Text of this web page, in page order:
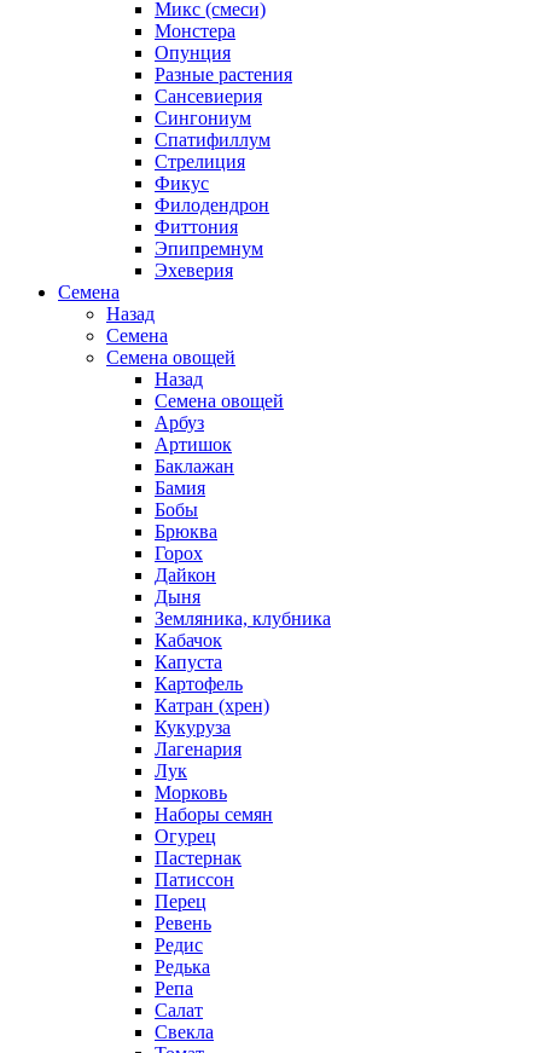
Микс (смеси)
Монстера
Опунция
Разные растения
Сансевиерия
Сингониум
Спатифиллум
Стрелиция
Фикус
Филодендрон
Фиттония
Эпипремнум
Эхеверия
Семена
Назад
Семена
Семена овощей
Назад
Семена овощей
Арбуз
Артишок
Баклажан
Бамия
Бобы
Брюква
Горох
Дайкон
Дыня
Земляника, клубника
Кабачок
Капуста
Картофель
Катран (хрен)
Кукуруза
Лагенария
Лук
Морковь
Наборы семян
Огурец
Пастернак
Патиссон
Перец
Ревень
Редис
Редька
Репа
Салат
Свекла